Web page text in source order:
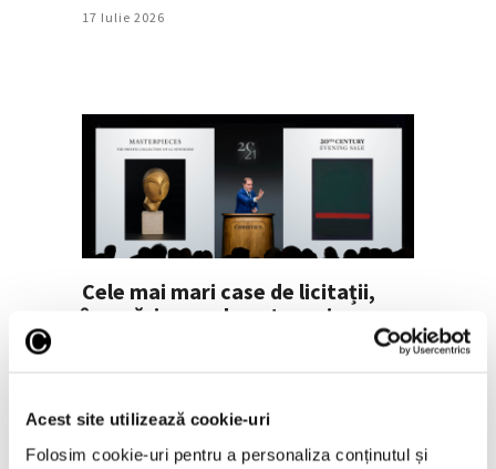
Acest site utilizează cookie-uri
Folosim cookie-uri pentru a personaliza conținutul și
17 Iulie 2026
Cele mai mari case de licitații,
încasări record pentru prima